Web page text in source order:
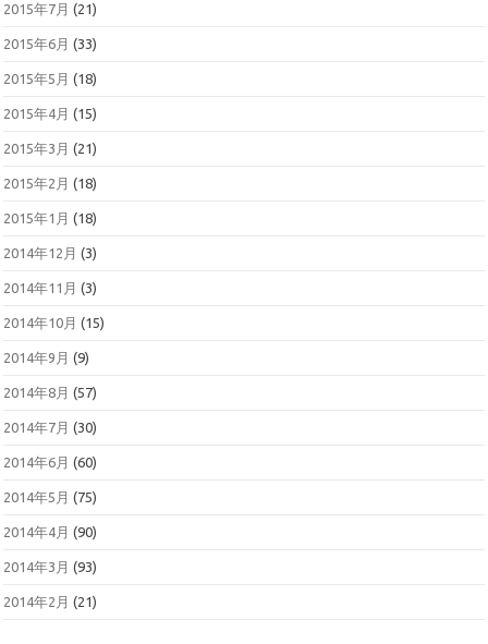
2015年7月 (21)
2015年6月 (33)
2015年5月 (18)
2015年4月 (15)
2015年3月 (21)
2015年2月 (18)
2015年1月 (18)
2014年12月 (3)
2014年11月 (3)
2014年10月 (15)
2014年9月 (9)
2014年8月 (57)
2014年7月 (30)
2014年6月 (60)
2014年5月 (75)
2014年4月 (90)
2014年3月 (93)
2014年2月 (21)